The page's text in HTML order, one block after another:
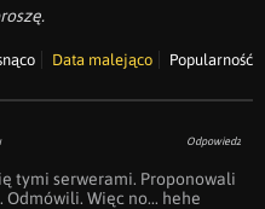
Data malejąco Popularność
Odpowiedz
tymi serwerami. Proponowali
Więc no... hehe